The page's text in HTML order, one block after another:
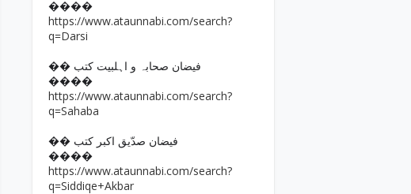
����
https://www.ataunnabi.com/search?
q=Darsi
�� فیضان صحابہ و اہلبیت کتب
����
https://www.ataunnabi.com/search?
q=Sahaba
�� فیضان صدّیق اکبر کتب
����
https://www.ataunnabi.com/search?
q=Siddiqe+Akbar